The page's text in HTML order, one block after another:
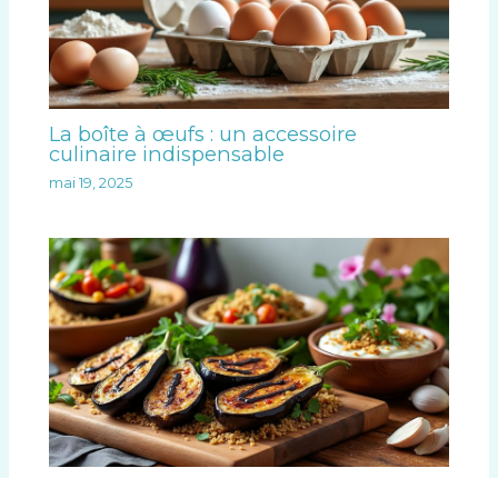
La boîte à œufs : un accessoire
culinaire indispensable
mai 19, 2025